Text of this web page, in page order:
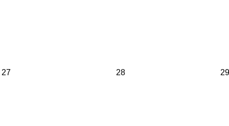
27 28 29